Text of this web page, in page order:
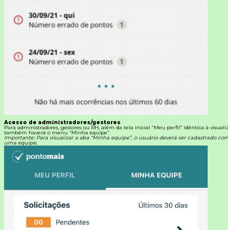
Acesso de administradores/gestores
Para administradores, gestores ou RH, além da tela inicial “Meu perfil” idêntica à
também haverá o menu “Minha equipe”.
Importante: Para visualizar a aba “Minha equipe”, o usuário deverá ser cadastrado
uma equipe.